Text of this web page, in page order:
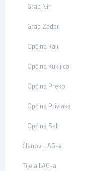
Grad Nin
Grad Zadar
Općina Kali
Općina Kukljica
Općina Preko
Općina Privlaka
Općina Sali
Članovi LAG-a
Tijela LAG-a